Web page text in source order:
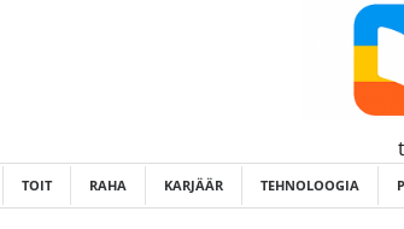
TOIT RAHA KARJÄÄR TEHNOLOOGIA